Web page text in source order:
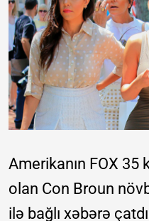
Amerikanın FOX 35
olan Con Broun
ilə bağlı xəbərə